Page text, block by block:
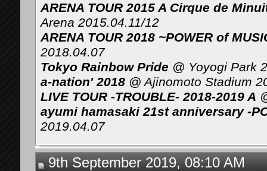
ARENA TOUR 2015 A Cirque de
Arena 2015.04.11/12
ARENA TOUR 2018 ~POWER of
2018.04.07
Tokyo Rainbow Pride @ Yoyogi Park
a-nation' 2018 @ Ajinomoto Stadium
LIVE TOUR -TROUBLE- 2018-2019 A
ayumi hamasaki 21st anniversary -
2019.04.07
9th September 2019, 08:10 AM